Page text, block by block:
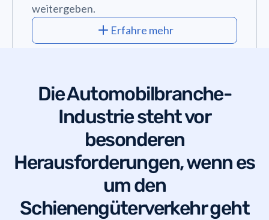
weitergeben.
Erfahre mehr
DieAutomobilbranche-
Industrie steht vor
besonderen
Herausforderungen, wenn es
um den
Schienengüterverkehr geht